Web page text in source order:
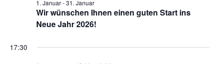
Pfarrgarten
Wir wünschen Ihnen einen guten Start ins
Neue Jahr 2026!
1. Januar-31. Januar
17:30